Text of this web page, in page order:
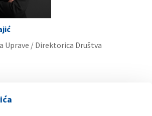
Uprave / Direktorica Društva